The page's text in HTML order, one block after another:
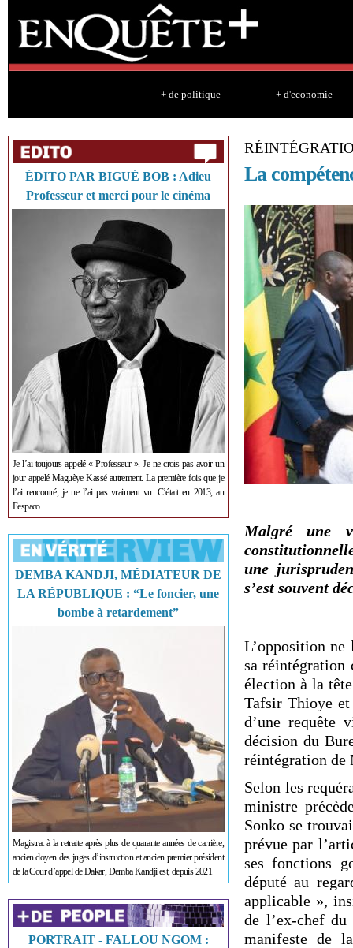
+ de politique + d'economie
ÉDITO PAR BIGUÉ BOB : Adieu
Professeur et merci pour le cinéma
Je l’ai toujours appelé « Professeur ». Je ne crois pas avoir un
jour appelé Maguèye Kassé autrement. La première fois que je
l’ai rencontré, je ne l’ai pas vraiment vu. C’était en 2013, au
Fespaco.
DEMBA KANDJI, MÉDIATEUR DE
LA RÉPUBLIQUE : “Le foncier, une
bombe à retardement”
Magistrat à la retraite après plus de quarante années de carrière,
ancien doyen des juges d’instruction et ancien premier président
de la Cour d’appel de Dakar, Demba Kandji est, depuis 2021
PORTRAIT - FALLOU NGOM :
La
Malgré une
une
s’est souvent
L’opposition ne
sa réintégration
élection à la
Tafsir Thioye
d’une requête
décision du
réintégration de
Selon les
ministre
Sonko se
prévue par
ses fonctions
député au
applicable »,
de l’ex-chef
manifeste de